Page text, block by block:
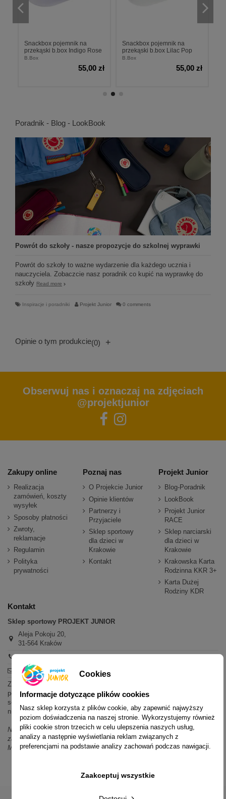
Snackbox pojemnik na
przekąski b.box Indigo Rose
B.Box
55,00 zł
Snackbox pojemnik na
przekąski b.box Lilac Pop
B.Box
55,00 zł
Poradnik - Blog - LookBook
Powrót do szkoły - nasze propozycje do szkolnej wyprawki
Powrót do szkoły to ważne wydarzenie dla każdego ucznia i
nauczyciela. Zobaczcie nasz poradnik co kupić na wyprawkę do
szkoły Read more
Inspiracje i poradniki Projekt Junior 0 comments
Opinie o tym produkcie(0) +
Obserwuj nas i oznaczaj na zdjęciach
@projektjunior
Zakupy online
Realizacja
zamówień, koszty
wysyłek
Sposoby płatności
Zwroty,
reklamacje
Regulamin
Polityka
prywatności
Poznaj nas
O Projekcie Junior
Opinie klientów
Partnerzy i
Przyjaciele
Sklep sportowy
dla dzieci w
Krakowie
Kontakt
Projekt Junior
Blog-Poradnik
LookBook
Projekt Junior
RACE
Sklep narciarski
dla dzieci w
Krakowie
Krakowska Karta
Rodzinna KKR 3+
Karta Dużej
Rodziny KDR
Kontakt
Sklep sportowy PROJEKT JUNIOR
Aleja Pokoju 20,
31-564 Kraków
sklep@projektjunior.pl
Zapraszamy do sklepu stacjonarnego:
poniedziałek - piątek: 11.00-19.00
sobota: 10.00-14.00
niedziela (każda): nieczynne
Nie odpowiadamy na wiadomości SMS. W sprawach dotyczących
zamówień i oferty prosimy o kontakt mailowy, telefoniczny lub przez
Messenger.
Cookies
Informacje dotyczące plików cookies
Nasz sklep korzysta z plików cookie, aby zapewnić najwyższy
poziom doświadczenia na naszej stronie. Wykorzystujemy również
pliki cookie stron trzecich w celu ulepszenia naszych usług,
analizy a następnie wyświetlania reklam związanych z
preferencjami na podstawie analizy zachowań podczas nawigacji.
Zaakceptuj wszystkie